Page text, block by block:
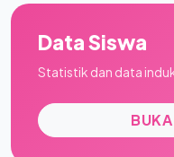
Data Siswa
Statistik dan data